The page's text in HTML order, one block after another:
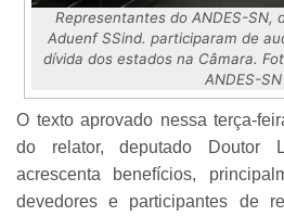
Representantes do ANDES-SN,
Aduenf SSind. participaram de
dívida dos estados na Câmara.
ANDES-SN
O texto aprovado nessa terça-
do relator, deputado Doutor
acrescenta benefícios,
devedores e participantes de